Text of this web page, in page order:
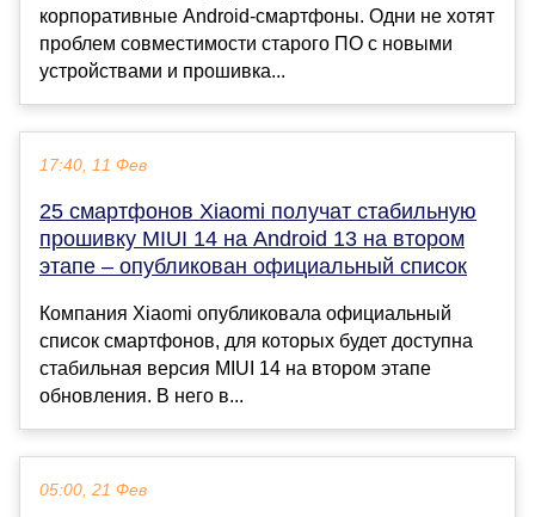
корпоративные Android-смартфоны. Одни не хотят
проблем совместимости старого ПО с новыми
устройствами и прошивка...
17:40, 11 Фев
25 смартфонов Xiaomi получат стабильную
прошивку MIUI 14 на Android 13 на втором
этапе – опубликован официальный список
Компания Xiaomi опубликовала официальный
список смартфонов, для которых будет доступна
стабильная версия MIUI 14 на втором этапе
обновления. В него в...
05:00, 21 Фев